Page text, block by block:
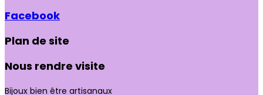
Facebook
Plan de site
Nous rendre visite
Bijoux bien être artisanaux